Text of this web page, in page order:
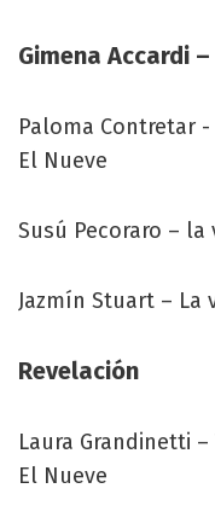
Gimena Accardi
Paloma Contretar
El Nueve
Susú Pecoraro – la
Jazmín Stuart – La
Revelación
Laura Grandinetti
El Nueve